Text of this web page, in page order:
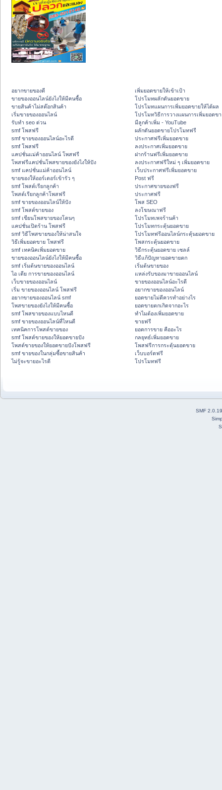
อยากขายของดี
ขายของออนไลน์ยังไงให้มีคนซื้อ
ขายสินค้าไม่สต๊อกสินค้า
เริ่มขายของออนไลน์
รับทำ seo ด่วน
smf โพสฟรี
smf ขายของออนไลน์อะไรดี
smf โพสฟรี
แคปชั่นแม่ค้าออนไลน์ โพสฟรี
โพสฟรีแคปชั่นโพสขายของยังไงให้ปัง
smf แคปชั่นแม่ค้าออนไลน์
ขายของให้ออร์เดอร์เข้ารัว ๆ
smf โพสต์เรียกลูกค้า
โพสต์เรียกลูกค้าโพสฟรี
smf ขายของออนไลน์ให้ปัง
smf โพสต์ขายของ
smf เขียนโพสขายของโดนๆ
แคปชั่นเปิดร้าน โพสฟรี
smf วิธีโพสขายของให้น่าสนใจ
วิธีเพิ่มยอดขาย โพสฟรี
smf เทคนิคเพิ่มยอดขาย
ขายของออนไลน์ยังไงให้มีคนซื้อ
smf เริ่มต้นขายของออนไลน์
ไอ เดีย การขายของออนไลน์
เว็บขายของออนไลน์
เริ่ม ขายของออนไลน์ โพสฟรี
อยากขายของออนไลน์ smf
โพสขายของยังไงให้มีคนซื้อ
smf โพสขายของแบบไหนดี
smf ขายของออนไลน์ที่ไหนดี
เทคนิคการโพสต์ขายของ
smf โพสต์ขายของให้ยอดขายปัง
โพสต์ขายของให้ยอดขายปังโพสฟรี
smf ขายของในกลุ่มซื้อขายสินค้า
ไม่รู้จะขายอะไรดี
เพิ่มยอดขายให้เข้าเป้า
โปรโมทผลักดันยอดขาย
โปรโมทแผนการเพิ่มยอดขายให้ได้ผล
โปรโมทวิธีการวางแผนการเพิ่มยอดข
มีลูกค้าเพิ่ม - YouTube
ผลักดันยอดขายโปรโมทฟรี
ประกาศฟรีเพิ่มยอดขาย
ลงประกาศเพิ่มยอดขาย
ฝากร้านฟรีเพิ่มยอดขาย
ลงประกาศฟรีใหม่ ๆ เพิ่มยอดขาย
เว็บประกาศฟรีเพิ่มยอดขาย
Post ฟรี
ประกาศขายของฟรี
ประกาศฟรี
โพส SEO
ลงโฆษณาฟรี
โปรโมทเพจร้านค้า
โปรโมทกระตุ้นยอดขาย
โปรโมทฟรีออนไลน์กระตุ้นยอดขาย
โพสกระตุ้นยอดขาย
วิธีกระตุ้นยอดขาย เซลล์
วิธีแก้ปัญหายอดขายตก
เริ่มต้นขายของ
แหล่งรับของมาขายออนไลน์
ขายของออนไลน์อะไรดี
อยากขายของออนไลน์
ยอดขายไม่ดีควรทำอย่างไร
ยอดขายตกเกิดจากอะไร
ทำไมต้องเพิ่มยอดขาย
ขายฟรี
ยอดการขาย คืออะไร
กลยุทธ์เพิ่มยอดขาย
โพสฟรีการกระตุ้นยอดขาย
เว็บบอร์ดฟรี
โปรโมทฟรี
SMF 2.0.19